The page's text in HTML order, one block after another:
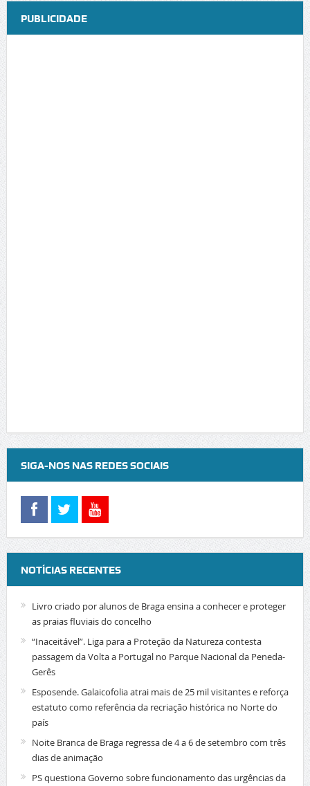
PUBLICIDADE
SIGA-NOS NAS REDES SOCIAIS
NOTÍCIAS RECENTES
Livro criado por alunos de Braga ensina a conhecer e proteger
as praias fluviais do concelho
“Inaceitável”. Liga para a Proteção da Natureza contesta
passagem da Volta a Portugal no Parque Nacional da Peneda-
Gerês
Esposende. Galaicofolia atrai mais de 25 mil visitantes e reforça
estatuto como referência da recriação histórica no Norte do
país
Noite Branca de Braga regressa de 4 a 6 de setembro com três
dias de animação
PS questiona Governo sobre funcionamento das urgências da